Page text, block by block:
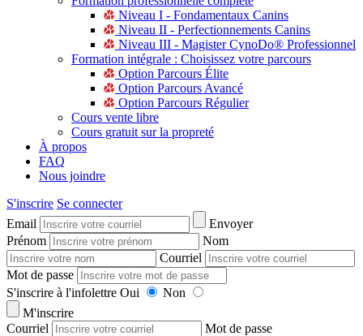
Niveau I - Fondamentaux Canins
Niveau II - Perfectionnements Canins
Niveau III - Magister CynoDo® Professionnel
Formation intégrale : Choisissez votre parcours
Option Parcours Élite
Option Parcours Avancé
Option Parcours Régulier
Cours vente libre
Cours gratuit sur la propreté
À propos
FAQ
Nous joindre
S'inscrire Se connecter
Email
Envoyer
Prénom
Nom
Courriel
Mot de passe
S'inscrire à l'infolettre Oui
Non
M'inscrire
Courriel
Mot de passe